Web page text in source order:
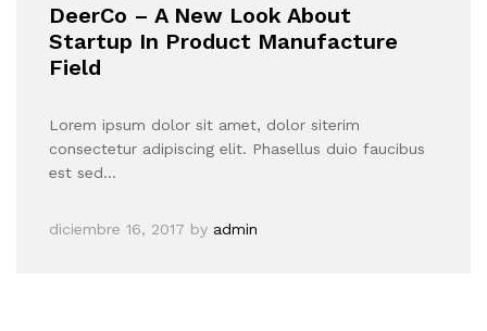
DeerCo – A New Look About
Startup In Product Manufacture
Field
Lorem ipsum dolor sit amet, dolor siterim
consectetur adipiscing elit. Phasellus duio faucibus
est sed…
diciembre 16, 2017 by admin